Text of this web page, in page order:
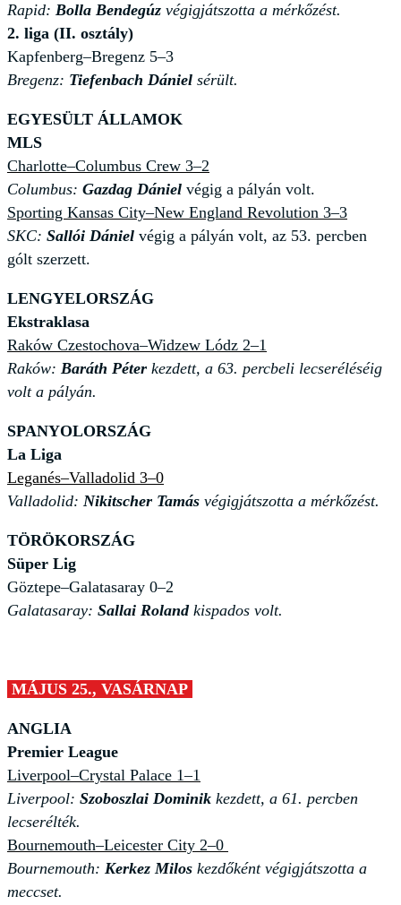
Rapid: Bolla Bendegúz végigjátszotta a mérkőzést.
2. liga (II. osztály)
Kapfenberg–Bregenz 5–3
Bregenz: Tiefenbach Dániel sérült.
EGYESÜLT ÁLLAMOK
MLS
Charlotte–Columbus Crew 3–2
Columbus: Gazdag Dániel végig a pályán volt.
Sporting Kansas City–New England Revolution 3–3
SKC: Sallói Dániel végig a pályán volt, az 53. percben
gólt szerzett.
LENGYELORSZÁG
Ekstraklasa
Raków Czestochova–Widzew Lódz 2–1
Raków: Baráth Péter kezdett, a 63. percbeli lecseréléséig
volt a pályán.
SPANYOLORSZÁG
La Liga
Leganés–Valladolid 3–0
Valladolid: Nikitscher Tamás végigjátszotta a mérkőzést.
TÖRÖKORSZÁG
Süper Lig
Göztepe–Galatasaray 0–2
Galatasaray: Sallai Rolandkispados volt.
MÁJUS 25., VASÁRNAP
ANGLIA
Premier League
Liverpool–Crystal Palace 1–1
Liverpool: Szoboszlai Dominik kezdett, a 61. percben
lecserélték.
Bournemouth–Leicester City 2–0
Bournemouth: Kerkez Milos kezdőként végigjátszotta a
meccset.